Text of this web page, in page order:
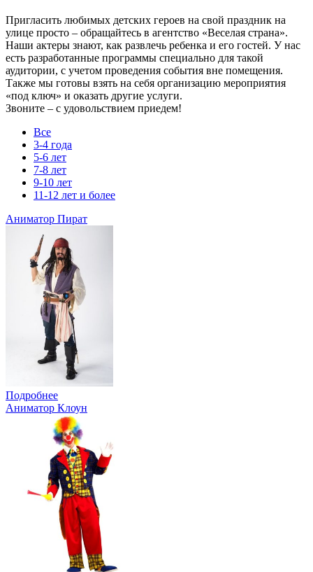
Пригласить любимых детских героев на свой праздник на
улице просто – обращайтесь в агентство «Веселая страна».
Наши актеры знают, как развлечь ребенка и его гостей. У нас
есть разработанные программы специально для такой
аудитории, с учетом проведения события вне помещения.
Также мы готовы взять на себя организацию мероприятия
«под ключ» и оказать другие услуги.
Звоните – с удовольствием приедем!
Все
3-4 года
5-6 лет
7-8 лет
9-10 лет
11-12 лет и более
Аниматор Пират
Подробнее
Аниматор Клоун